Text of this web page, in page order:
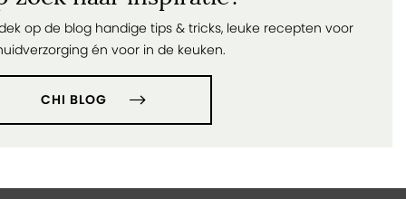
op de blog handige tips & tricks, leuke recepten voor
én voor in de keuken.
CHI BLOG